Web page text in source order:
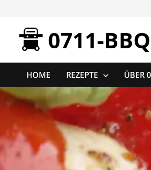
Inhalt
0711-
HOME REZEPTE ÜBER